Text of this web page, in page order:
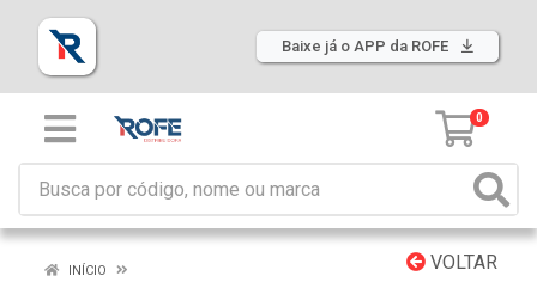
Baixe já o APP da ROFE
0
VOLTAR
INÍCIO